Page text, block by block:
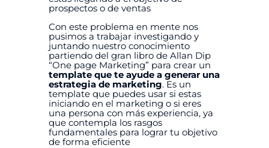
prospectos o de ventas
Con este problema en mente nos
pusimos a trabajar investigando y
juntando nuestro conocimiento
partiendo del gran libro de Allan Dip
“One page Marketing” para crear un
template que te ayude a generar una
estrategia de marketing. Es un
template que puedes usar si estas
iniciando en el marketing o si eres
una persona con más experiencia, ya
que contempla los rasgos
fundamentales para lograr tu objetivo
de forma eficiente